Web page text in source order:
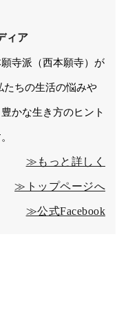
ィア
寺派（西本願寺）が
たちの生活の悩みや
かな生き方のヒント
≫もっと詳しく
≫トップページへ
≫公式Facebook